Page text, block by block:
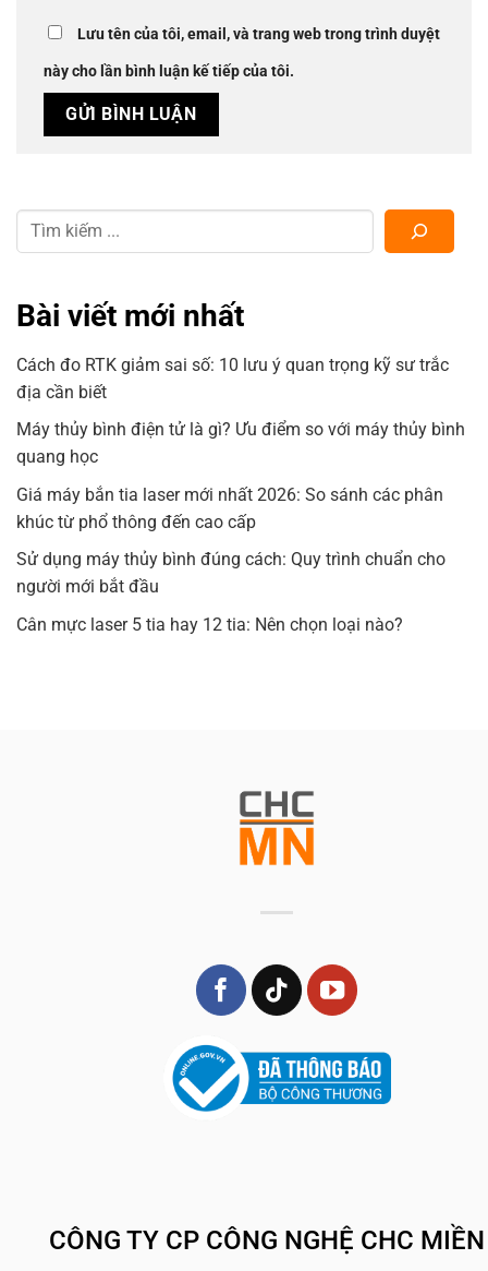
Lưu tên của tôi, email, và trang web trong trình duyệt
này cho lần bình luận kế tiếp của tôi.
Bài viết mới nhất
Cách đo RTK giảm sai số: 10 lưu ý quan trọng kỹ sư trắc
địa cần biết
Máy thủy bình điện tử là gì? Ưu điểm so với máy thủy bình
quang học
Giá máy bắn tia laser mới nhất 2026: So sánh các phân
khúc từ phổ thông đến cao cấp
Sử dụng máy thủy bình đúng cách: Quy trình chuẩn cho
người mới bắt đầu
Cân mực laser 5 tia hay 12 tia: Nên chọn loại nào?
CÔNG TY CP CÔNG NGHỆ CHC MIỀN